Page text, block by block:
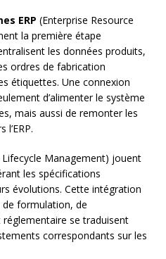
ERP (Enterprise Resource
la première étape
les données produits,
ordres de fabrication
étiquettes. Une connexion
d’alimenter le système
mais aussi de remonter les
Management) jouent
les spécifications
évolutions. Cette intégration
formulation, de
se traduisent
correspondants sur les